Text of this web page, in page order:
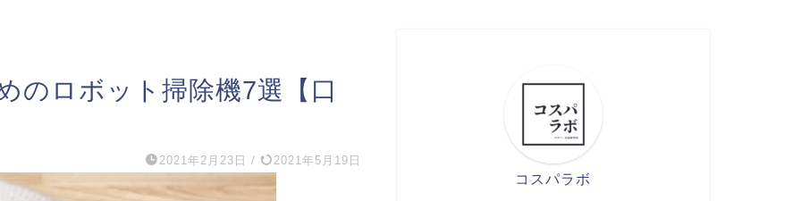
のロボット掃除機7選【口
2021年2月23日 / 2021年5月19日
コスパラボ